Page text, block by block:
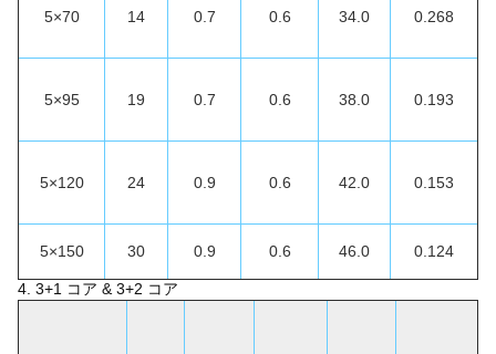
5×70 14 0.7 0.6 34.0 0.268
5×95 19 0.7 0.6 38.0 0.193
5×120 24 0.9 0.6 42.0 0.153
5×150 30 0.9 0.6 46.0 0.124
4. 3+1 コア & 3+2 コア